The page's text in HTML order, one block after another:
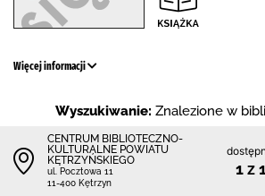
Więcej informacji
Wyszukiwanie: Znalezione w
CENTRUM BIBLIOTECZNO-
KULTURALNE POWIATU
KĘTRZYŃSKIEGO
ul. Pocztowa 11
11-400 Kętrzyn
1 z